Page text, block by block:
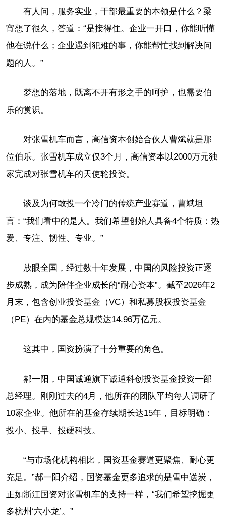
有人问，服务实业，干部最重要的本领是什么？梁
宵想了很久，答道：“是接得住。企业一开口，你能听懂
他在说什么；企业遇到犯难的事，你能帮忙找到解决问
题的人。”
梦想的落地，既离不开有形之手的呵护，也需要伯
乐的赏识。
对张雪机车而言，高信资本创始合伙人曹斌就是那
位伯乐。张雪机车成立仅3个月，高信资本以2000万元独
家完成对张雪机车的天使轮投资。
谈及为何敢投一个冷门的传统产业赛道，曹斌坦
言：“我们看中的是人。我们希望创始人具备4个特质：热
爱、专注、韧性、专业。”
放眼全国，经过数十年发展，中国的风险投资正逐
步成熟，成为陪伴企业成长的“耐心资本”。截至2026年2
月末，包含创业投资基金（VC）和私募股权投资基金
（PE）在内的基金总规模达14.96万亿元。
这其中，国资扮演了十分重要的角色。
郝一阳，中国诚通旗下诚通科创投资基金投资一部
总经理。刚刚过去的4月，他所在的团队平均每人调研了
10家企业。他所在的基金存续期长达15年，目标明确：
投小、投早、投硬科技。
“与市场化机构相比，国资基金赛道更聚焦、耐心更
充足。”郝一阳介绍，国资基金更多追求的是雪中送炭，
正如浙江国资对张雪机车的支持一样，“我们希望挖掘更
多杭州‘六小龙’。”